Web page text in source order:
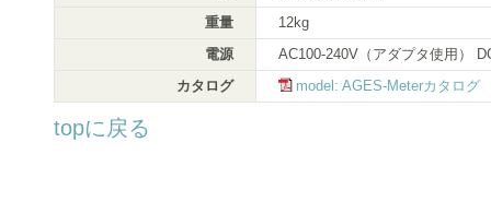
重量
12kg
電源
AC100-240V（アダプタ使用）
カタログ
model: AGES-Meterカタログ
topに戻る